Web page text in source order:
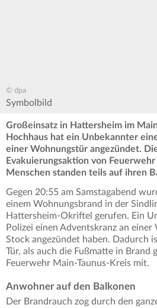
© dpa
Symbolbild
Großeinsatz in Hattersheim im
Hochhaus hat ein Unbekannter
einer Wohnungstür angezündet.
Evakuierungsaktion von
Menschen standen teils auf ihren
Gegen 20:55 am Samstagabend
einem Wohnungsbrand in der
Hattersheim-Okriftel gerufen. Ein
Polizei einen Adventskranz an
Stock angezündet haben. Dadurch
Tür, als auch die Fußmatte in Brand
Feuerwehr Main-Taunus-Kreis mit.
Anwohner auf den Balkonen
Der Brandrauch zog durch den